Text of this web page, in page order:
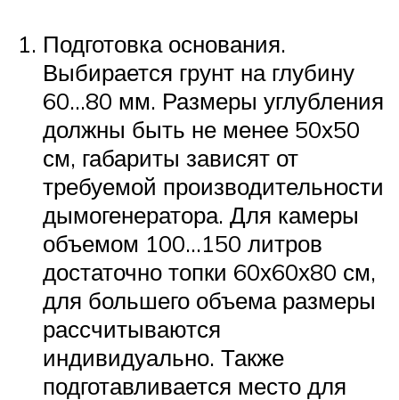
Подготовка основания.
Выбирается грунт на глубину
60…80 мм. Размеры углубления
должны быть не менее 50х50
см, габариты зависят от
требуемой производительности
дымогенератора. Для камеры
объемом 100…150 литров
достаточно топки 60х60х80 см,
для большего объема размеры
рассчитываются
индивидуально. Также
подготавливается место для